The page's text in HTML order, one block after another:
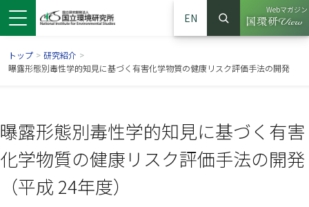
EN
サイト内検索
検索
Webマガジン
（別ウイ
トップ > 研究紹介 >
曝露形態別毒性学的知見に基づく有害化学物質の健康リスク評価手法の開発
曝露形態別毒性学的知見に基づく有害
化学物質の健康リスク評価手法の開発
（平成 24年度）